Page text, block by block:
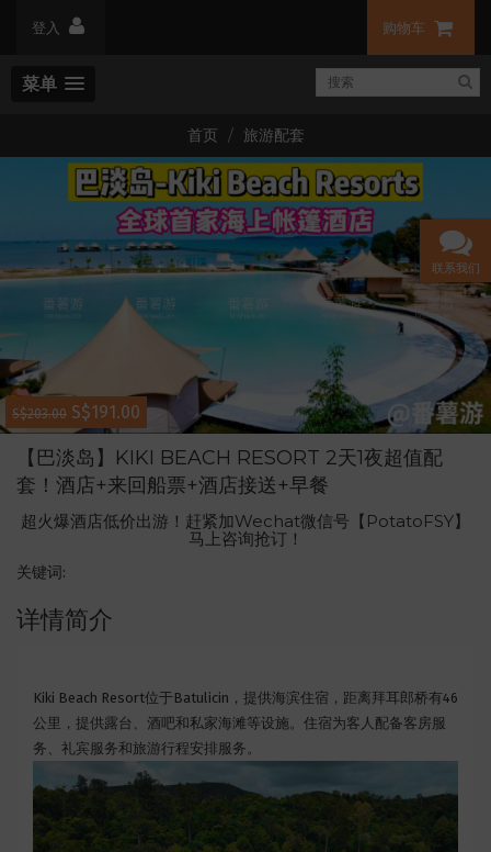
登入 购物车
菜单
首页 旅游配套
联系我们
S$203.00 S$191.00
【巴淡岛】KIKI BEACH RESORT 2天1夜超值配
套！酒店+来回船票+酒店接送+早餐
超火爆酒店低价出游！赶紧加Wechat微信号【PotatoFSY】
马上咨询抢订！
关键词:
详情简介
Kiki Beach Resort位于Batulicin，提供海滨住宿，距离拜耳郎桥有46
公里，提供露台、酒吧和私家海滩等设施。住宿为客人配备客房服
务、礼宾服务和旅游行程安排服务。